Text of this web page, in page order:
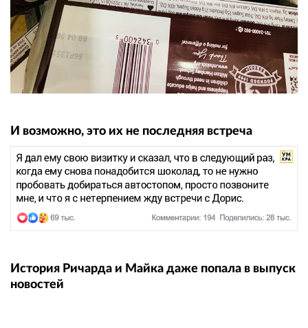
И возможно, это их не последняя встреча
История Ричарда и Майка даже попала в выпуск
новостей